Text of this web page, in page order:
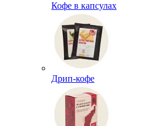
Кофе в капсулах
Дрип-кофе